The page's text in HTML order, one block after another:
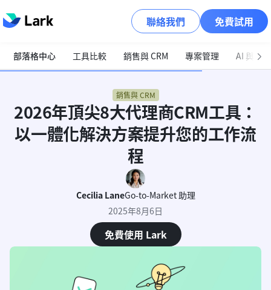
聯絡我們 免費試用
部落格中心 工具比較 銷售與 CRM 專案管理 AI 與自
銷售與 CRM
2026年頂尖8大代理商CRM工具：
以一體化解決方案提升您的工作流
程
Cecilia LaneGo-to-Market 助理
2025年8月6日
免費使用 Lark